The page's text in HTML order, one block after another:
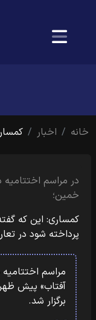
خانه
اخبار
در مراسم
خمین؛
کمساری: این که
پرداخته شود در
مراسم
برگزار شد.